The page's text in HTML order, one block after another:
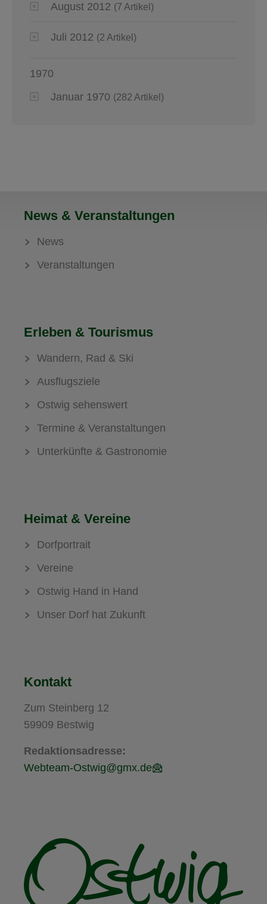
August 2012 (7 Artikel)
Juli 2012 (2 Artikel)
1970
Januar 1970 (282 Artikel)
News & Veranstaltungen
News
Veranstaltungen
Erleben & Tourismus
Wandern, Rad & Ski
Ausflugsziele
Ostwig sehenswert
Termine & Veranstaltungen
Unterkünfte & Gastronomie
Heimat & Vereine
Dorfportrait
Vereine
Ostwig Hand in Hand
Unser Dorf hat Zukunft
Kontakt
Zum Steinberg 12
59909 Bestwig
Redaktionsadresse:
Webteam-Ostwig@gmx.de